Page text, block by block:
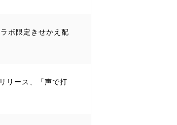
ボ限定きせかえ配
リース、「声で打